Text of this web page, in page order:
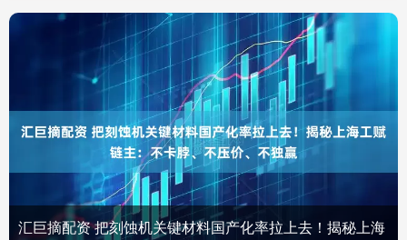
汇巨摘配资 把刻蚀机关键材料国产化率拉上去！揭秘上海